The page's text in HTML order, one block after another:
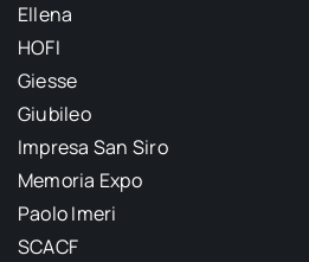
Ellena
HOFI
Giesse
Giubileo
Impresa San Siro
Memoria Expo
Paolo Imeri
SCACF